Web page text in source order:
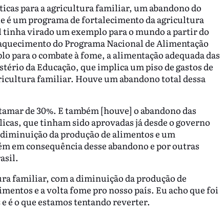
para a agricultura familiar, um abandono do
é um programa de fortalecimento da agricultura
virado um exemplo para o mundo a partir do
do Programa Nacional de Alimentação
para o combate à fome, a alimentação adequada das
da Educação, que implica um piso de gastos de
familiar. Houve um abandono total dessa
de 30%. E também [houve] o abandono das
que tinham sido aprovadas já desde o governo
da produção de alimentos e um
em consequência desse abandono e por outras
familiar, com a diminuição da produção de
e a volta fome pro nosso país. Eu acho que foi
é o que estamos tentando reverter.